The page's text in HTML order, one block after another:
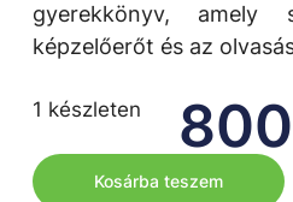
gyerekkönyv, amely
képzelőerőt és az
800
1 készleten
Kosárba teszem